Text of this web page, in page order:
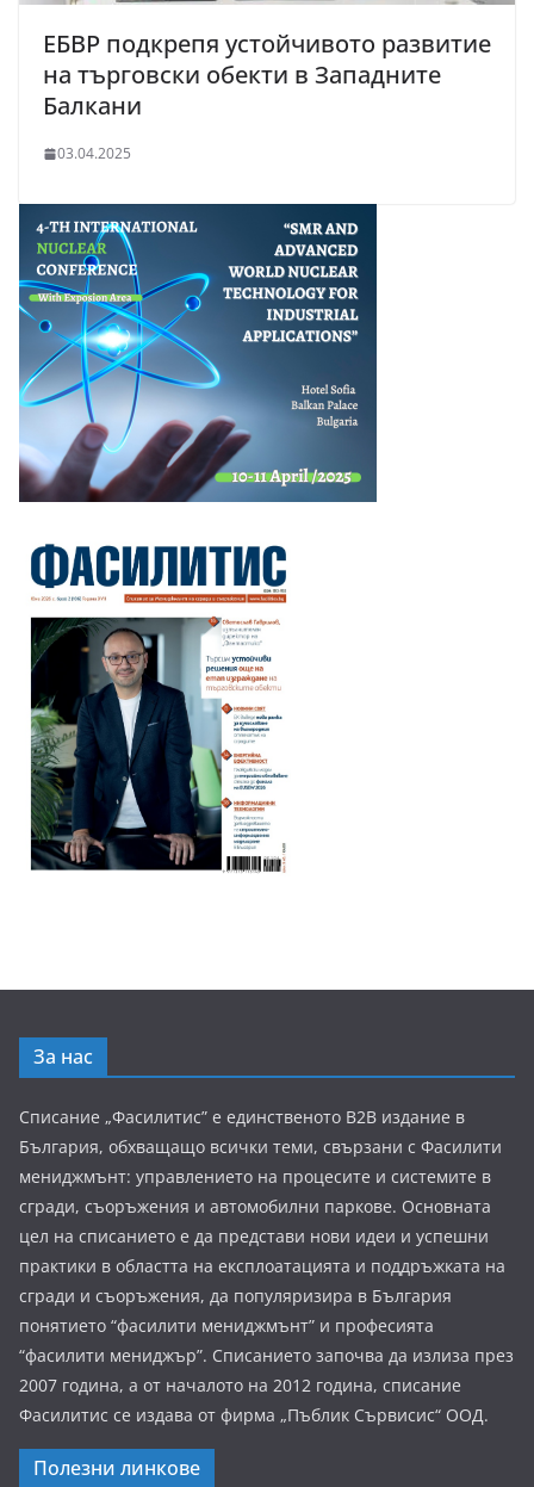
ЕБВР подкрепя устойчивото развитие
на търговски обекти в Западните
Балкани
03.04.2025
За нас
Списание „Фасилитис” е единственото B2B издание в
България, обхващащо всички теми, свързани с Фасилити
мениджмънт: управлението на процесите и системите в
сгради, съоръжения и автомобилни паркове. Основната
цел на списанието е да представи нови идеи и успешни
практики в областта на експлоатацията и поддръжката на
сгради и съоръжения, да популяризира в България
понятието “фасилити мениджмънт” и професията
“фасилити мениджър”. Списанието започва да излиза през
2007 година, а от началото на 2012 година, списание
Фасилитис се издава от фирма „Пъблик Сървисис“ ООД.
Полезни линкове